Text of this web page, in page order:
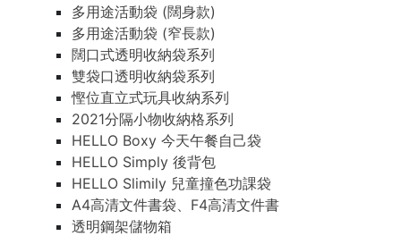
多用途活動袋 (闊身款)
多用途活動袋 (窄長款)
闊口式透明收納袋系列
雙袋口透明收納袋系列
慳位直立式玩具收納系列
2021分隔小物收納格系列
HELLO Boxy 今天午餐自己袋
HELLO Simply 後背包
HELLO Slimily 兒童撞色功課袋
A4高清文件書袋、F4高清文件書
透明鋼架儲物箱